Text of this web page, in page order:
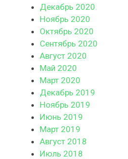
Декабрь 2020
Ноябрь 2020
Октябрь 2020
Сентябрь 2020
Август 2020
Май 2020
Март 2020
Декабрь 2019
Ноябрь 2019
Июнь 2019
Март 2019
Август 2018
Июль 2018